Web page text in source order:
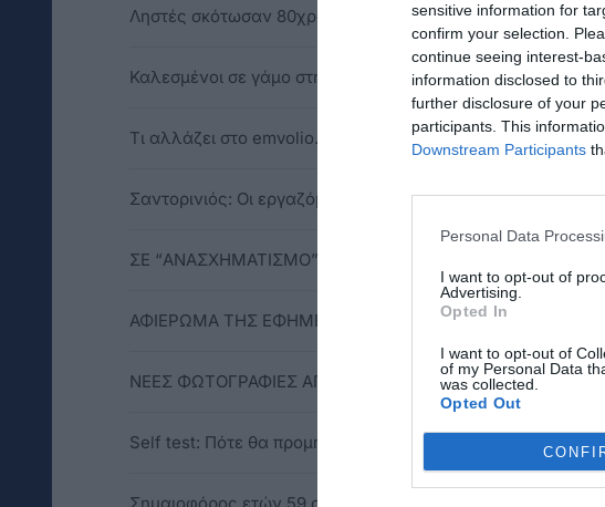
sensitive information for
confirm your selection.
continue seeing interest-
information disclosed to
further disclosure of your
participants. This
Downstream Participants
Personal Data
I want to opt-out of
Advertising.
Opted In
I want to opt-out of
of my Personal Data
was collected.
Opted Out
Ληστές σκότωσαν 80χρονη μέσα στο σπίτι της
Καλεσμένοι σε γάμο στην Κρήτη ξήλωσαν με κομπρεσέρ
Τι αλλάζει στο emvolio. gov.gr από σήμερα
Σαντορινιός: Οι εργαζόμενοι χάνουν σημαντικά
ΣΕ “ΑΝΑΣΧΗΜΑΤΙΣΜΟ” ΤΗΣ ΔΗΜΟΤΙΚΗΣ ΑΡΧΗΣ
ΑΦΙΕΡΩΜΑ ΤΗΣ ΕΦΗΜΕΡΙΔΑΣ "ΝΕΟΣ ΚΟΣΜΟΣ ΤΗΣ
ΝΕΕΣ ΦΩΤΟΓΡΑΦΙΕΣ ΑΠΟ ΤΗΝ ΠΑΡΕΛΑΣΗ ΤΗΣ 28ης
Self test: Πότε θα προμηθευτούν οι μαθητές τα νέα – Τι